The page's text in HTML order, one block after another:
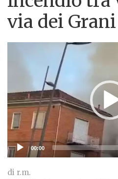
via dei Grani
00:00
di r.m.